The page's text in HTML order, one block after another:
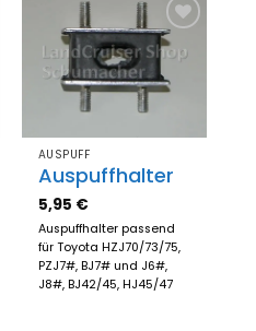
Zum
Merkzettel
hinzufügen
AUSPUFF
Auspuffhalter
5,95 €
Auspuffhalter passend
für Toyota HZJ70/73/75,
PZJ7#, BJ7# und J6#,
J8#, BJ42/45, HJ45/47